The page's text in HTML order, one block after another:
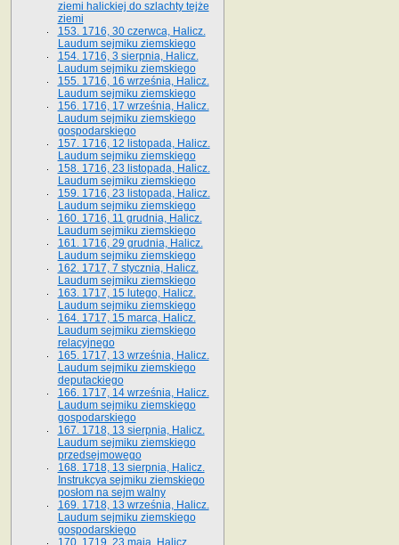
ziemi halickiej do szlachty tejże
ziemi
153. 1716, 30 czerwca, Halicz.
Laudum sejmiku ziemskiego
154. 1716, 3 sierpnia, Halicz.
Laudum sejmiku ziemskiego
155. 1716, 16 września, Halicz.
Laudum sejmiku ziemskiego
156. 1716, 17 września, Halicz.
Laudum sejmiku ziemskiego
gospodarskiego
157. 1716, 12 listopada, Halicz.
Laudum sejmiku ziemskiego
158. 1716, 23 listopada, Halicz.
Laudum sejmiku ziemskiego
159. 1716, 23 listopada, Halicz.
Laudum sejmiku ziemskiego
160. 1716, 11 grudnia, Halicz.
Laudum sejmiku ziemskiego
161. 1716, 29 grudnia, Halicz.
Laudum sejmiku ziemskiego
162. 1717, 7 stycznia, Halicz.
Laudum sejmiku ziemskiego
163. 1717, 15 lutego, Halicz.
Laudum sejmiku ziemskiego
164. 1717, 15 marca, Halicz.
Laudum sejmiku ziemskiego
relacyjnego
165. 1717, 13 września, Halicz.
Laudum sejmiku ziemskiego
deputackiego
166. 1717, 14 września, Halicz.
Laudum sejmiku ziemskiego
gospodarskiego
167. 1718, 13 sierpnia, Halicz.
Laudum sejmiku ziemskiego
przedsejmowego
168. 1718, 13 sierpnia, Halicz.
Instrukcya sejmiku ziemskiego
posłom na sejm walny
169. 1718, 13 września, Halicz.
Laudum sejmiku ziemskiego
gospodarskiego
170. 1719, 23 maja, Halicz.